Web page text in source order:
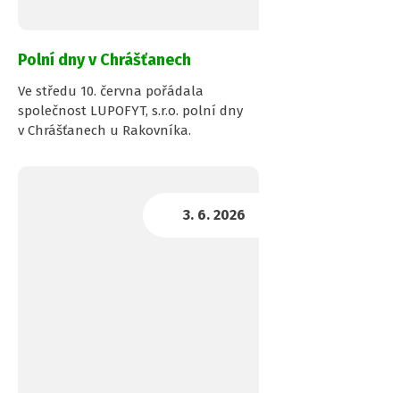
Polní dny v Chrášťanech
Ve středu 10. června pořádala
společnost LUPOFYT, s.r.o. polní dny
v Chrášťanech u Rakovníka.